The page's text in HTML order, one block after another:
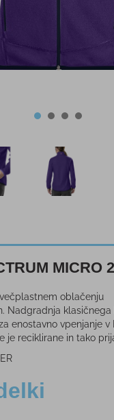
MICRO
oblačenju
Nadgradnja
enostavno vpenjanje
je reciklirane in tako